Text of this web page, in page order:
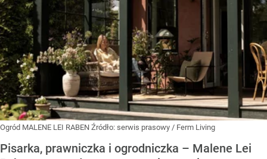
Ogród MALENE LEI RABEN Źródło: serwis prasowy / Ferm Living
Pisarka, prawniczka i ogrodniczka – Malene Lei